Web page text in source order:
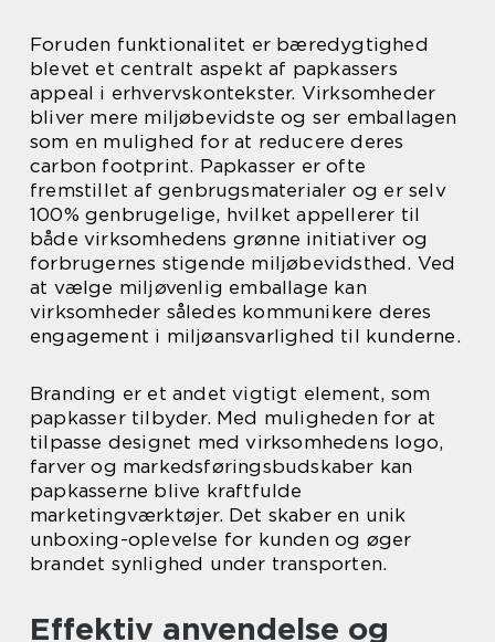
Foruden funktionalitet er bæredygtighed
blevet et centralt aspekt af papkassers
appeal i erhvervskontekster. Virksomheder
bliver mere miljøbevidste og ser emballagen
som en mulighed for at reducere deres
carbon footprint. Papkasser er ofte
fremstillet af genbrugsmaterialer og er selv
100% genbrugelige, hvilket appellerer til
både virksomhedens grønne initiativer og
forbrugernes stigende miljøbevidsthed. Ved
at vælge miljøvenlig emballage kan
virksomheder således kommunikere deres
engagement i miljøansvarlighed til kunderne.
Branding er et andet vigtigt element, som
papkasser tilbyder. Med muligheden for at
tilpasse designet med virksomhedens logo,
farver og markedsføringsbudskaber kan
papkasserne blive kraftfulde
marketingværktøjer. Det skaber en unik
unboxing-oplevelse for kunden og øger
brandet synlighed under transporten.
Effektiv anvendelse og